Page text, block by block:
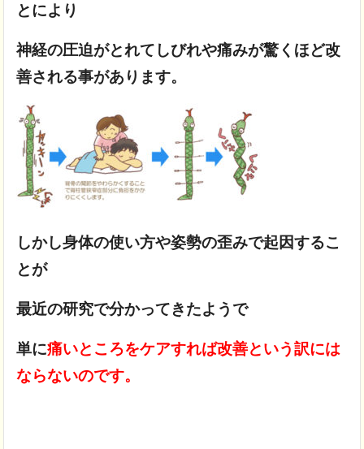
とにより
神経の圧迫がとれてしびれや痛みが驚くほど改
善される事があります。
しかし身体の使い方や姿勢の歪みで起因するこ
とが
最近の研究で分かってきたようで
単に痛いところをケアすれば改善という訳には
ならないのです。